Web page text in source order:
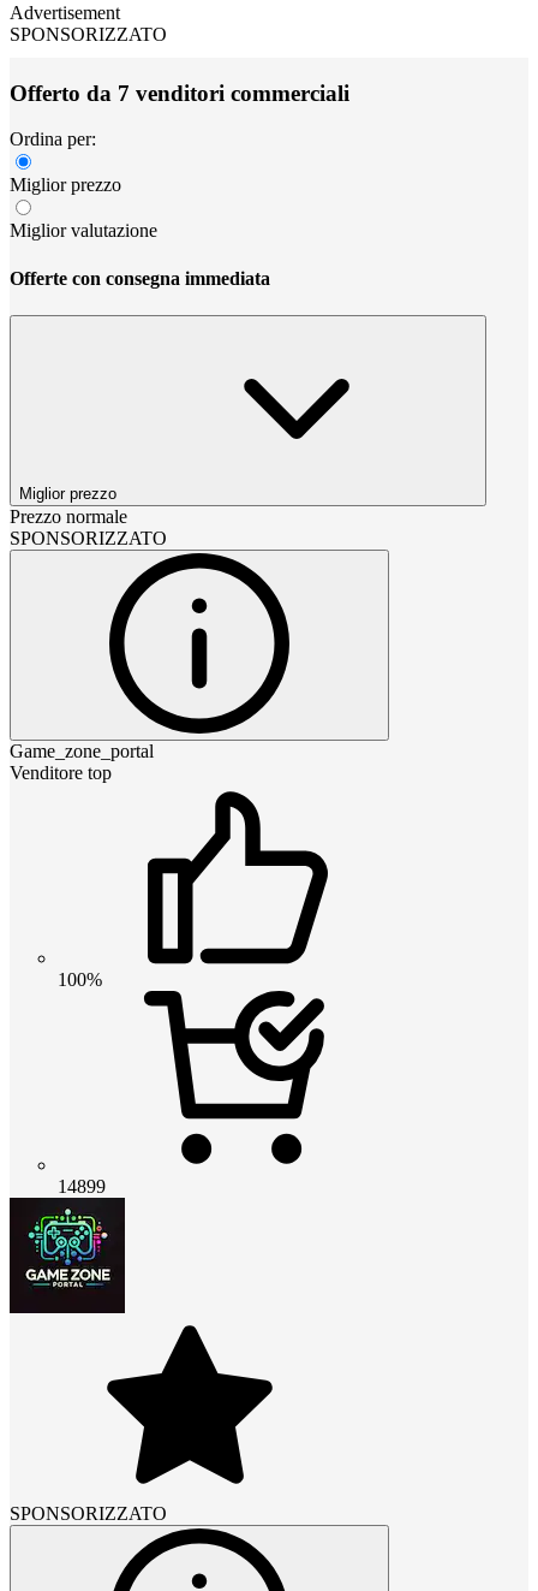
Advertisement
SPONSORIZZATO
Offerto da 7 venditori commerciali
Ordina per:
Miglior prezzo
Miglior valutazione
Offerte con consegna immediata
Miglior prezzo
Prezzo normale
SPONSORIZZATO
Game_zone_portal
Venditore top
100%
14899
SPONSORIZZATO